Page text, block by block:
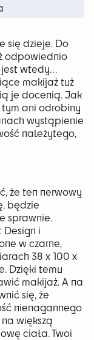
się dzieje. Do
odpowiednio
wtedy…
makijaż tuż
je docenią. Jak
ani odrobiny
wystąpienie
należytego,
że ten nerwowy
będzie
sprawnie.
Design i
w czarne,
38 x 100 x
Dzięki temu
makijaż. A na
się, że
nienagannego
większą
ciała. Twoi